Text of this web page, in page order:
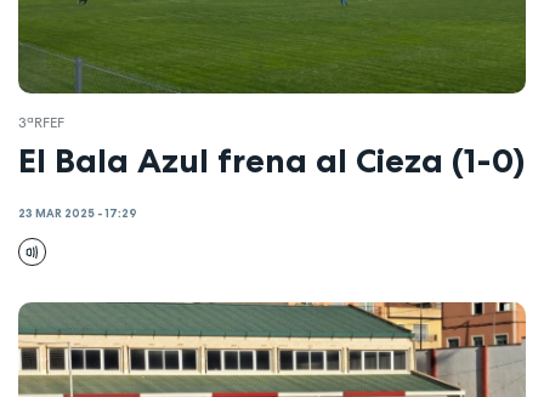
3ªRFEF
El Bala Azul frena al Cieza (1-0)
23 MAR 2025 - 17:29